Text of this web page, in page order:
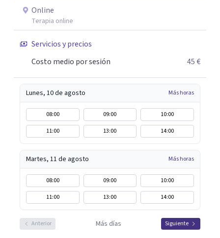
reúne los elementos que puedan ayudar de una manera
más rápida y eficaz a cada paciente. Dado que cuando uno
lo está pasando mal desea recuperarse cuanto antes,
siempre procuro que los tratamientos tengan la menor
duración posible, con el consiguiente ahorro de tiempo y
Online
Terapia online
Servicios y precios
Costo medio por sesión
45 €
Lunes, 10 de agosto Más horas
08:00 09:00
10:00
11:00
13:00 14:00
Martes, 11 de agosto Más horas
08:00 09:00
10:00
11:00
13:00 14:00
Anterior Más días Siguiente